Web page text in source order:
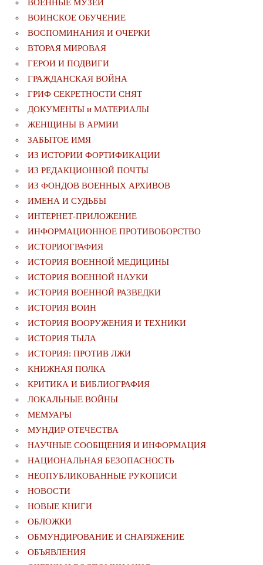
ВОЕННЫЕ МУЗЕИ
ВОИНСКОЕ ОБУЧЕНИЕ
ВОСПОМИНАНИЯ И ОЧЕРКИ
ВТОРАЯ МИРОВАЯ
ГЕРОИ И ПОДВИГИ
ГРАЖДАНСКАЯ ВОЙНА
ГРИФ СЕКРЕТНОСТИ СНЯТ
ДОКУМЕНТЫ и МАТЕРИАЛЫ
ЖЕНЩИНЫ В АРМИИ
ЗАБЫТОЕ ИМЯ
ИЗ ИСТОРИИ ФОРТИФИКАЦИИ
ИЗ РЕДАКЦИОННОЙ ПОЧТЫ
ИЗ ФОНДОВ ВОЕННЫХ АРХИВОВ
ИМЕНА И СУДЬБЫ
ИНТЕРНЕТ-ПРИЛОЖЕНИЕ
ИНФОРМАЦИОННОЕ ПРОТИВОБОРСТВО
ИСТОРИОГРАФИЯ
ИСТОРИЯ ВОЕННОЙ МЕДИЦИНЫ
ИСТОРИЯ ВОЕННОЙ НАУКИ
ИСТОРИЯ ВОЕННОЙ РАЗВЕДКИ
ИСТОРИЯ ВОИН
ИСТОРИЯ ВООРУЖЕНИЯ И ТЕХНИКИ
ИСТОРИЯ ТЫЛА
ИСТОРИЯ: ПРОТИВ ЛЖИ
КНИЖНАЯ ПОЛКА
КРИТИКА И БИБЛИОГРАФИЯ
ЛОКАЛЬНЫЕ ВОЙНЫ
МЕМУАРЫ
МУНДИР ОТЕЧЕСТВА
НАУЧНЫЕ СООБЩЕНИЯ И ИНФОРМАЦИЯ
НАЦИОНАЛЬНАЯ БЕЗОПАСНОСТЬ
НЕОПУБЛИКОВАННЫЕ РУКОПИСИ
НОВОСТИ
НОВЫЕ КНИГИ
ОБЛОЖКИ
ОБМУНДИРОВАНИЕ И СНАРЯЖЕНИЕ
ОБЪЯВЛЕНИЯ